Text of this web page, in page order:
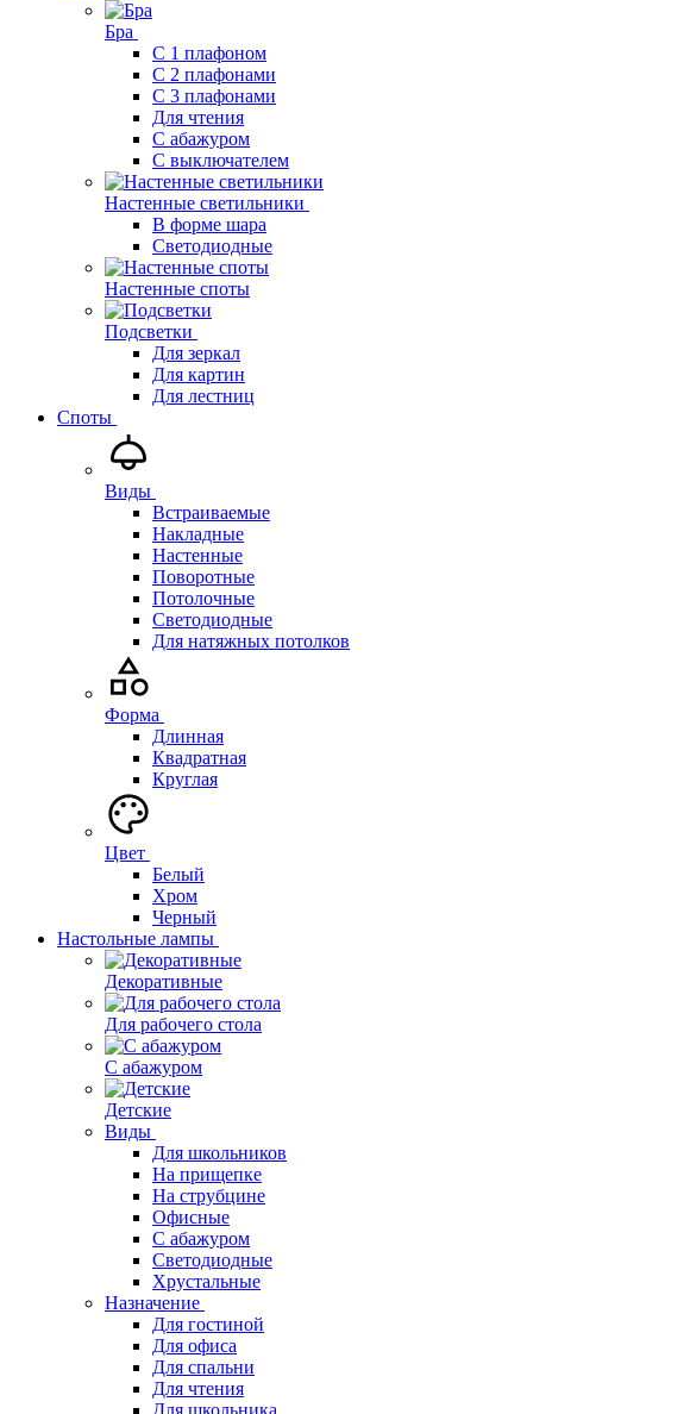
Бра
С 1 плафоном
С 2 плафонами
С 3 плафонами
Для чтения
С абажуром
С выключателем
Настенные светильники
В форме шара
Светодиодные
Настенные споты
Подсветки
Для зеркал
Для картин
Для лестниц
Споты
Виды
Встраиваемые
Накладные
Настенные
Поворотные
Потолочные
Светодиодные
Для натяжных потолков
Форма
Длинная
Квадратная
Круглая
Цвет
Белый
Хром
Черный
Настольные лампы
Декоративные
Для рабочего стола
С абажуром
Детские
Виды
Для школьников
На прищепке
На струбцине
Офисные
С абажуром
Светодиодные
Хрустальные
Назначение
Для гостиной
Для офиса
Для спальни
Для чтения
Для школьника